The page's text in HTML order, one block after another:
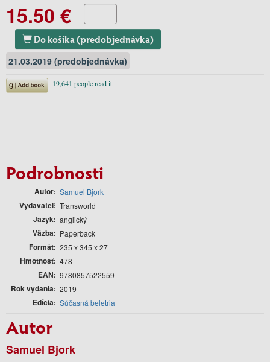
15.50 €
Do košíka (predobjednávka)
21.03.2019 (predobjednávka)
Podrobnosti
Autor Samuel Bjork
Vydavateľ Transworld
Jazyk anglický
Väzba Paperback
Formát 235 x 345 x 27
Hmotnosť 478
EAN 9780857522559
Rok vydania 2019
Edícia Súčasná beletria
Autor
Samuel Bjork